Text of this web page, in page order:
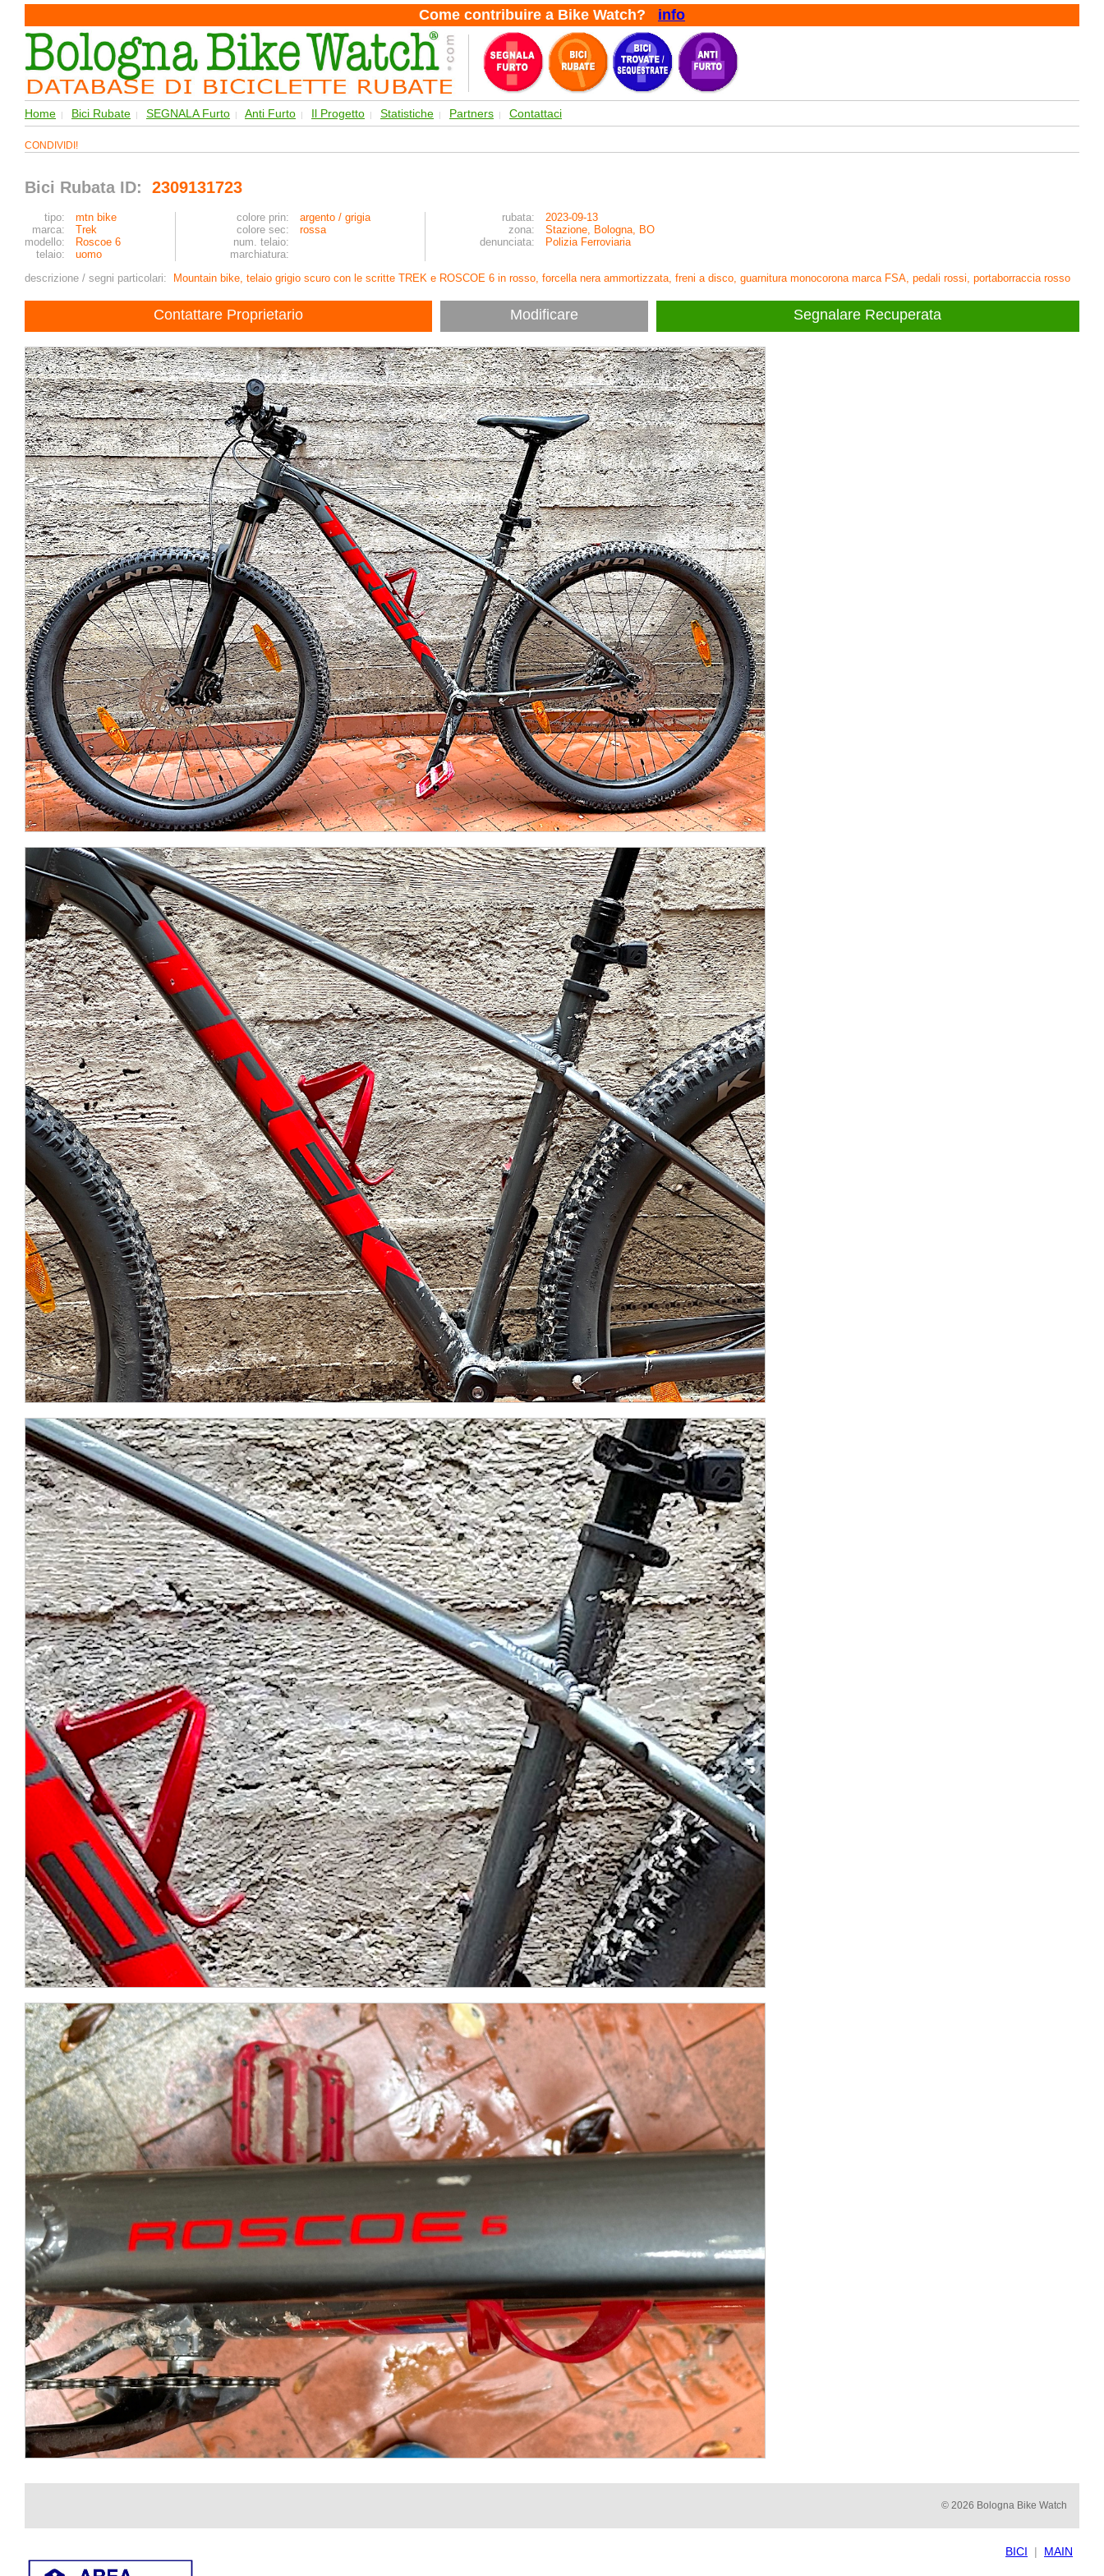
Come contribuire a Bike Watch? info
Home | Bici Rubate | SEGNALA Furto | Anti Furto | Il Progetto | Statistiche | Partners | Contattaci
CONDIVIDI!
Bici Rubata ID: 2309131723
tipo: mtn bike colore prin: argento / grigia rubata:
2023-09-13
marca:
Trek colore sec: rossa zona:
Stazione, Bologna, BO
modello:
Roscoe 6 num. telaio: denunciata:
Polizia Ferroviaria
telaio:
uomo
marchiatura:
descrizione / segni particolari:
Mountain bike, telaio grigio scuro con le scritte TREK e ROSCOE 6 in rosso, forcella nera ammortizzata, freni a disco, guarnitura monocorona marca FSA, pedali rossi, portaborraccia rosso
Contattare Proprietario Modificare Segnalare Recuperata
© 2026 Bologna Bike Watch
BICI | MAIN